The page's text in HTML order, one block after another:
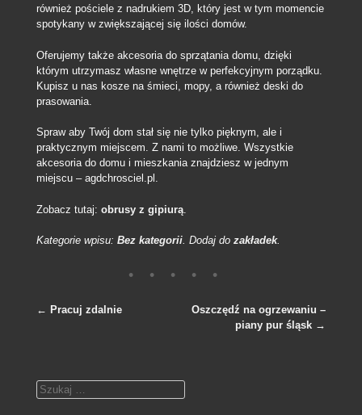
również pościele z nadrukiem 3D, który jest w tym momencie
spotykany w zwiększającej się ilości domów.
Oferujemy także akcesoria do sprzątania domu, dzięki
którym utrzymasz własne wnętrze w perfekcyjnym porządku.
Kupisz u nas kosze na śmieci, mopy, a również deski do
prasowania.
Spraw aby Twój dom stał się nie tylko pięknym, ale i
praktycznym miejscem. Z nami to możliwe. Wszystkie
akcesoria do domu i mieszkania znajdziesz w jednym
miejscu – agdchrosciel.pl.
Zobacz tutaj: obrusy z gipiurą.
Kategorie wpisu: Bez kategorii. Dodaj do zakładek.
← Pracuj zdalnie
Oszczędź na ogrzewaniu –
piany pur śląsk →
Szukaj